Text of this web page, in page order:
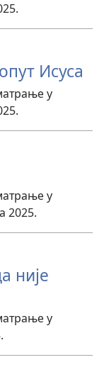
Исуса
у
у
2025.
није
у